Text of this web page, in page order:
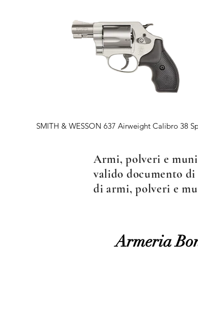
Vista rapida
SMITH & WESSON 637 Airweight Calibro 38
Armi, polveri e
valido documento
di armi, polveri e
Armeria